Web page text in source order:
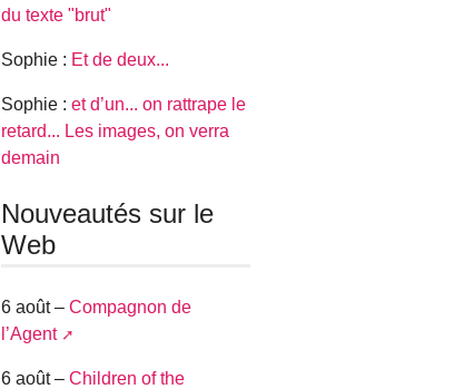
du texte "brut"
Sophie : Et de deux...
Sophie :et d’un... on rattrape le
retard... Les images, on verra
demain
Nouveautés sur le
Web
6 août –Compagnon de
l’Agent
6 août –Children of the